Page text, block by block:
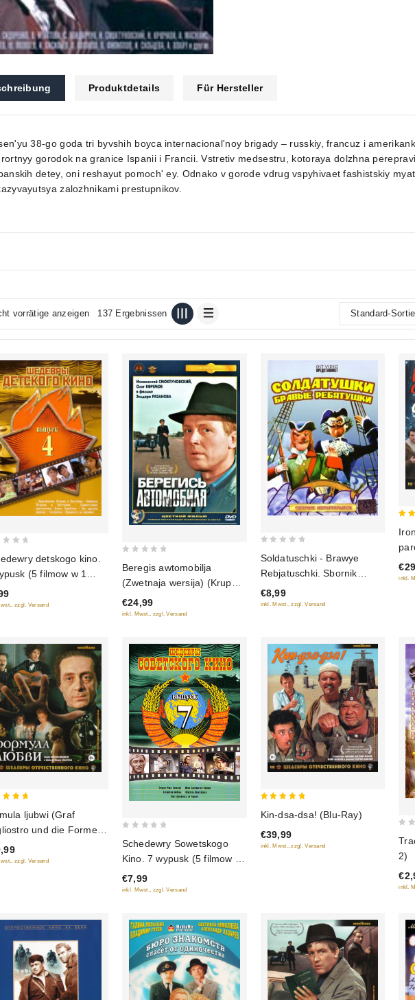
Produktdetails Für Hersteller
38-go goda tri byvshih boyca internacional'noy brigady – russkiy, francuz i
gorodok na granice Ispanii i Francii. Vstretiv medsestru, kotoraya dolzhna
detey, oni reshayut pomoch' ey. Odnako v gorode vdrug vspyhivaet fashistskiy
zalozhnikami prestupnikov.
vorrätige anzeigen 137 Ergebnissen
detskogo kino.
(5 filmow w 1
zzgl. Versand
of
5
Beregis awtomobilja
(Zwetnaja wersija) (Krupnyj
plan) (2 DVD)
€24,99
inkl. Mwst., zzgl. Versand
of
5
Soldatuschki - Brawye
Rebjatuschki. Sbornik
multfilmow
€8,99
inkl. Mwst., zzgl. Versand
inkl.
ljubwi (Graf
und die Formel
(Blu-Ray)
zzgl. Versand of
5
Schedewry Sowetskogo
Kino. 7 wypusk (5 filmow w
1 diske)
€7,99
inkl. Mwst., zzgl. Versand
Kin-dsa-dsa! (Blu-Ray)
€39,99
inkl. Mwst., zzgl. Versand
of
5
2)
inkl.